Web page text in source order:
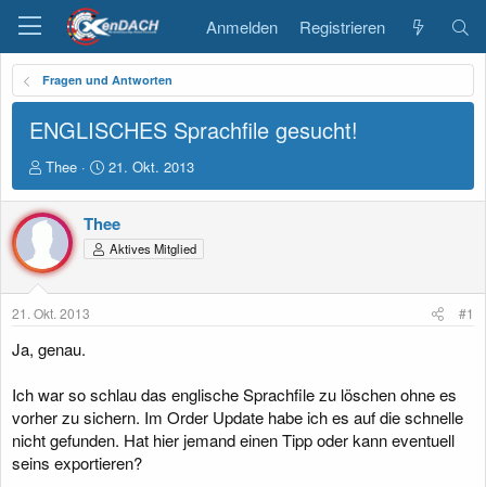
Anmelden Registrieren
Fragen und Antworten
ENGLISCHES Sprachfile gesucht!
E
r
s
t
e
l
l
r
Thee
E
r
s
t
e
l
21. Okt. 2013
Thee
Aktives Mitglied
21. Okt. 2013 #1
Ja, genau.
Ich war so schlau das englische Sprachfile zu löschen ohne es
vorher zu sichern. Im Order Update habe ich es auf die schnelle
nicht gefunden. Hat hier jemand einen Tipp oder kann eventuell
seins exportieren?